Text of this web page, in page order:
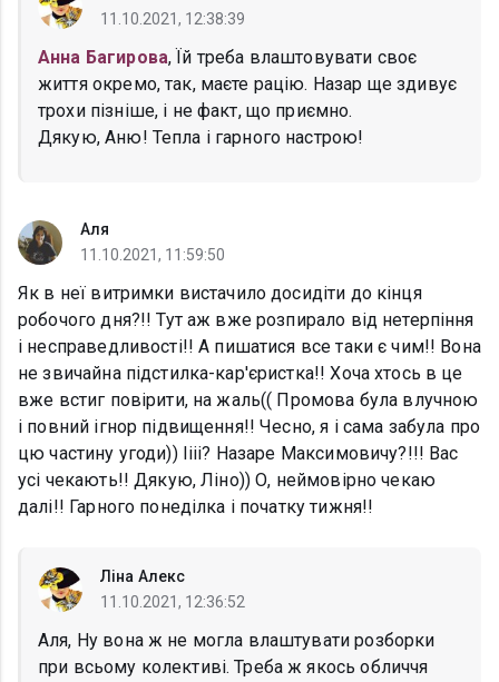
11.10.2021, 12:38:39
Анна Багирова, Їй треба влаштовувати своє
життя окремо, так, маєте рацію. Назар ще здивує
трохи пізніше, і не факт, що приємно.
Дякую, Аню! Тепла і гарного настрою!
Аля
11.10.2021, 11:59:50
Як в неї витримки вистачило досидіти до кінця
робочого дня?!! Тут аж вже розпирало від нетерпіння
і несправедливості!! А пишатися все таки є чим!! Вона
не звичайна підстилка-кар'єристка!! Хоча хтось в це
вже встиг повірити, на жаль(( Промова була влучною
і повний ігнор підвищення!! Чесно, я і сама забула про
цю частину угоди)) Іііі? Назаре Максимовичу?!!! Вас
усі чекають!! Дякую, Ліно)) О, неймовірно чекаю
далі!! Гарного понеділка і початку тижня!!
Ліна Алекс
11.10.2021, 12:36:52
Аля, Ну вона ж не могла влаштувати розборки
при всьому колективі. Треба ж якось обличчя